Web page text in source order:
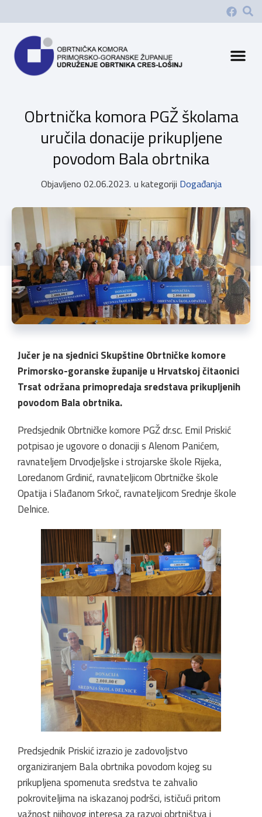
Obrtnička komora PGŽ školama
uručila donacije prikupljene
povodom Bala obrtnika
Objavljeno 02.06.2023. u kategoriji Događanja
Jučer je na sjednici Skupštine Obrtničke komore
Primorsko-goranske županije u Hrvatskoj čitaonici
Trsat održana primopredaja sredstava prikupljenih
povodom Bala obrtnika.
Predsjednik Obrtničke komore PGŽ dr.sc. Emil Priskić
potpisao je ugovore o donaciji s Alenom Panićem,
ravnateljem Drvodjeljske i strojarske škole Rijeka,
Loredanom Grdinić, ravnateljicom Obrtničke škole
Opatija i Slađanom Srkoč, ravnateljicom Srednje škole
Delnice.
Predsjednik Priskić izrazio je zadovoljstvo
organiziranjem Bala obrtnika povodom kojeg su
prikupljena spomenuta sredstva te zahvalio
pokroviteljima na iskazanoj podršci, ističući pritom